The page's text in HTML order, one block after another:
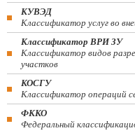
КУВЭД
Классификатор услуг во
Классификатор ВРИ ЗУ
Классификатор видов
участков
КОСГУ
Классификатор операций
ФККО
Федеральный